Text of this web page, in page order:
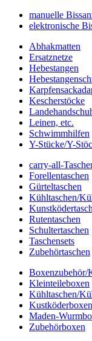
manuelle
elektronische
Abhakmatten
Ersatznetze
Hebestangen
Kescherstöcke
Leinen, etc.
Schwimmhilfen
Y-Stücke/Y-
carry-all-
Forellentaschen
Gürteltaschen
Kühltaschen/
Rutentaschen
Schultertaschen
Taschensets
Zubehörtaschen
Boxenzubehör/
Kleinteileboxen
Kühltaschen/
Kustköderboxen
Maden-
Zubehörboxen